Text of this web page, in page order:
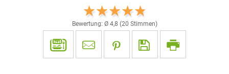
Bewertung: Ø 4,8 (20 Stimmen)